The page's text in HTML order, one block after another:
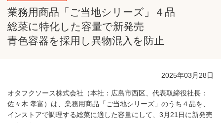
業務用商品「ご当地シリーズ」４品
総菜に特化した容量で新発売
青色容器を採用し異物混入を防止
2025年03月28日
オタフクソース株式会社（本社：広島市西区、代表取締役社長：
佐々木 孝富）は、業務用商品「ご当地シリーズ」のうち４品を、
インストアで調理する総菜に適した容量にして、3月21日に新発売